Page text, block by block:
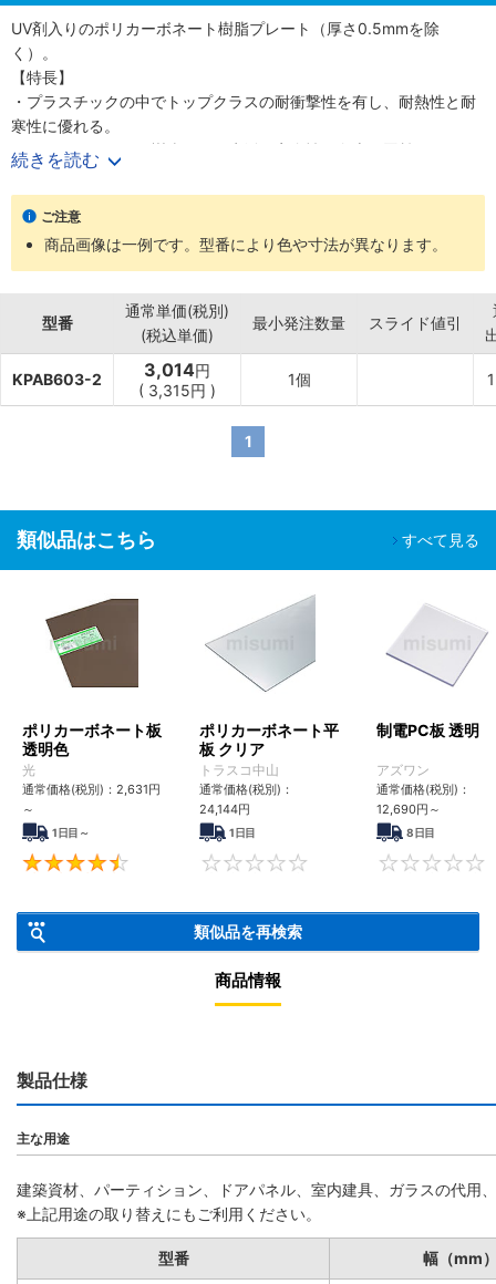
UV剤入りのポリカーボネート樹脂プレート（厚さ0.5mmを除
く）。
【特長】
・プラスチックの中でトップクラスの耐衝撃性を有し、耐熱性と耐
寒性に優れる。
・ポリカーボネート樹脂により生活の安全性の向上に貢献。
・厚さ0.5mmを除きUV剤入りで耐候性が優れる。
【用途】
・建築資材
・パーティション
・ドアパネル
・室内建具、ガラスの代用
・カーポート
続きを読む
ご注意
商品画像は一例です。型番により色や寸法が異なります。
型番
通常単価(税別)
(税込単価)
最小発注数量 スライド値引
KPAB603-2 3,014円
( 3,315円 )
1個 1
1
類似品はこちら すべて見る
ポリカーボネート板
透明色
光
通常価格(税別)： 2,631円
～
1日目～
4.6
ポリカーボネート平
板 クリア
トラスコ中山
通常価格(税別)：
24,144円
1日目
0
制電PC板 透明
アズワン
通常価格(税別)：
12,690円 ～
8日目
類似品を再検索
商品情報
製品仕様
主な用途
建築資材、パーティション、ドアパネル、室内建具、ガラスの代用
※上記用途の取り替えにもご利用ください。
型番 幅（mm